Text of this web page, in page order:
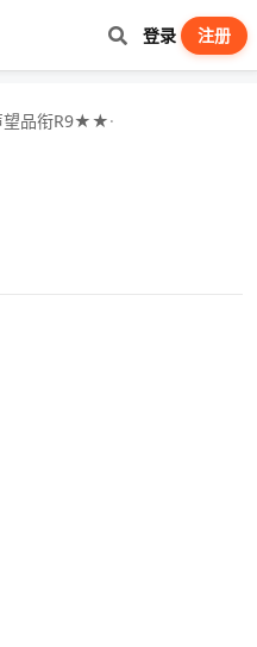
登录 注册
品衔R9★★·